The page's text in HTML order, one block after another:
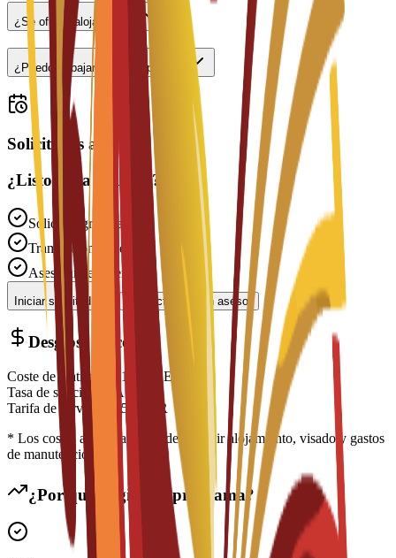
¿Se ofrece alojamiento?
¿Puedo trabajar a tiempo parcial?
Solicitudes abiertas
¿Listo para solicitar?
Solicitud gratuita
Tramitación rápida
Asesoramiento experto
Iniciar solicitud Contactar con un asesor
Desglose de costes
Coste de matrícula 15,300
EUR
Tasa de solicitud
N/A
Tarifa de servicio
150
EUR
* Los costes adicionales pueden incluir alojamiento, visado y gastos
de manutención
¿Por qué elegir este programa?